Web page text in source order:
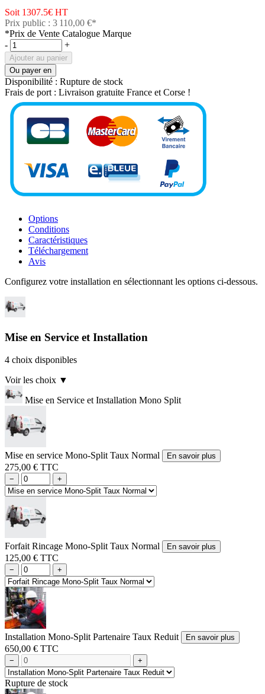
Soit 1307.5€ HT
Prix public : 3 110,00 €*
*Prix de Vente Catalogue Marque
-
+
Ajouter au panier
Ou payer en
Disponibilité : Rupture de stock
Frais de port : Livraison gratuite France et Corse !
Options
Conditions
Caractéristiques
Téléchargement
Avis
Configurez votre installation en sélectionnant les options ci-dessous.
Mise en Service et Installation
4 choix disponibles
Voir les choix ▼
Mise en Service et Installation Mono Split
Mise en service Mono-Split Taux Normal En savoir plus
275,00 € TTC
− +
Forfait Rincage Mono-Split Taux Normal En savoir plus
125,00 € TTC
− +
Installation Mono-Split Partenaire Taux Reduit En savoir plus
650,00 € TTC
− +
Rupture de stock